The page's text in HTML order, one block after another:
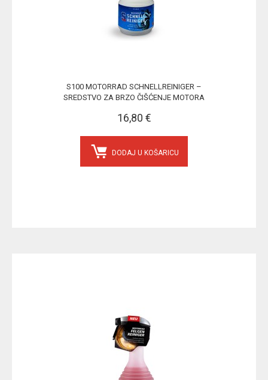
S100 MOTORRAD SCHNELLREINIGER –
SREDSTVO ZA BRZO ČIŠĆENJE MOTORA
16,80 €
DODAJ U KOŠARICU